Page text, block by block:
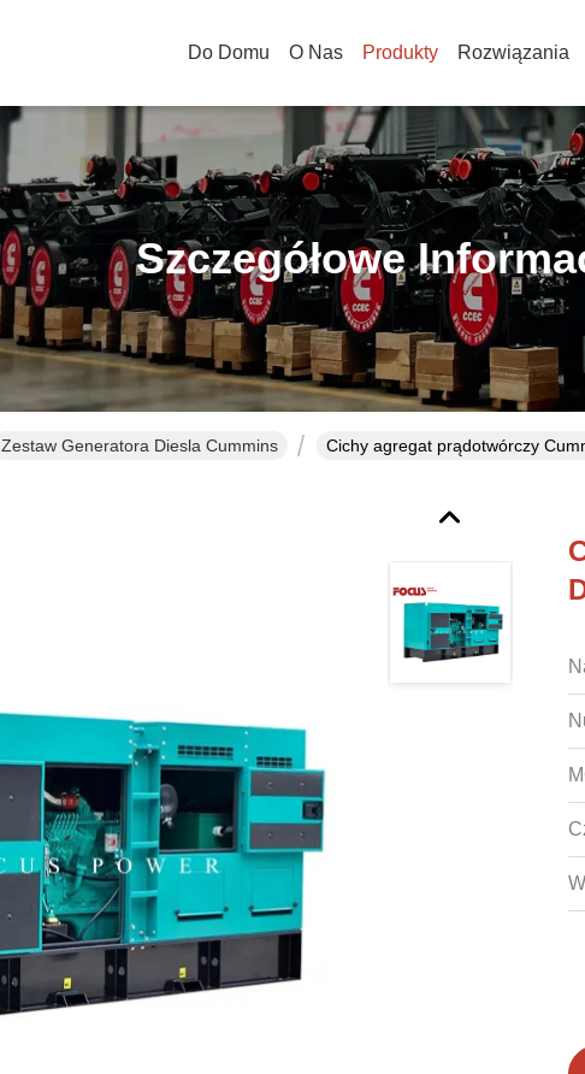
Do Domu O Nas Produkty Rozwiązania
Szczegółowe
Zestaw Generatora Diesla Cummins Cichy agregat prądotwórczy